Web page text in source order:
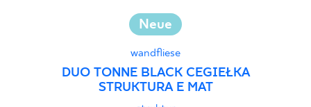
Neue
wandfliese
DUO TONNE BLACK CEGIEŁKA
STRUKTURA E MAT